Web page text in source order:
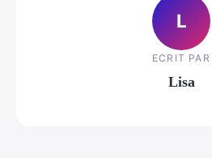
L
ECRIT PAR
Lisa